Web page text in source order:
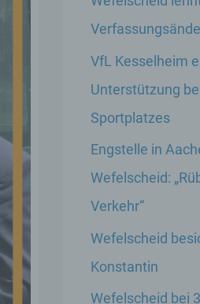
VfL Kesselheim
Unterstützung
Sportplatzes
Engstelle in
Wefelscheid:
Verkehr“
Wefelscheid
Konstantin
Wefelscheid bei